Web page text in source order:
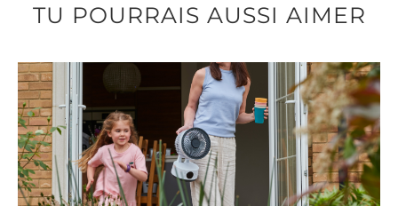
TU POURRAIS AUSSI AIMER